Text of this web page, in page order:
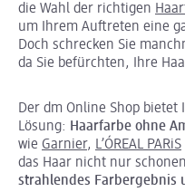
die Wahl der richtigen
um Ihrem Auftreten eine
Doch schrecken Sie
da Sie befürchten, Ihre
Der dm Online Shop bietet
Lösung: Haarfarbe ohne
wie Garnier, L’ÓREAL PARiS
das Haar nicht nur
strahlendes Farbergebnis